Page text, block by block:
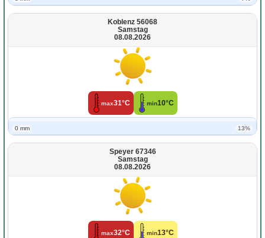
Koblenz 56068
Samstag
08.08.2026
max31°C min10°C
0 mm 13%
Speyer 67346
Samstag
08.08.2026
max32°C min13°C